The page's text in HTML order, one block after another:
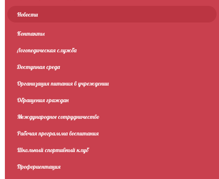
Новости
Контакты
Логопедическая служба
Доступная среда
Организация питания в учреждении
Обращения граждан
Международное сотрудничество
Рабочая программа воспитания
Школьный спортивный клуб
Профориентация